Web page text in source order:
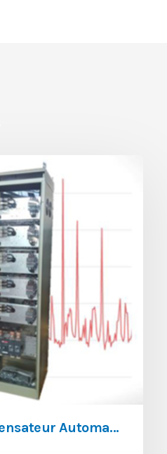
Batterie de condensateur Automatique Série AAR/100